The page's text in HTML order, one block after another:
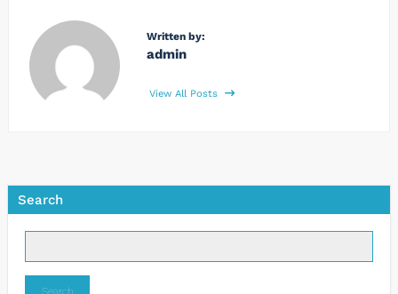
Written by:
admin
View All Posts
Search
Search